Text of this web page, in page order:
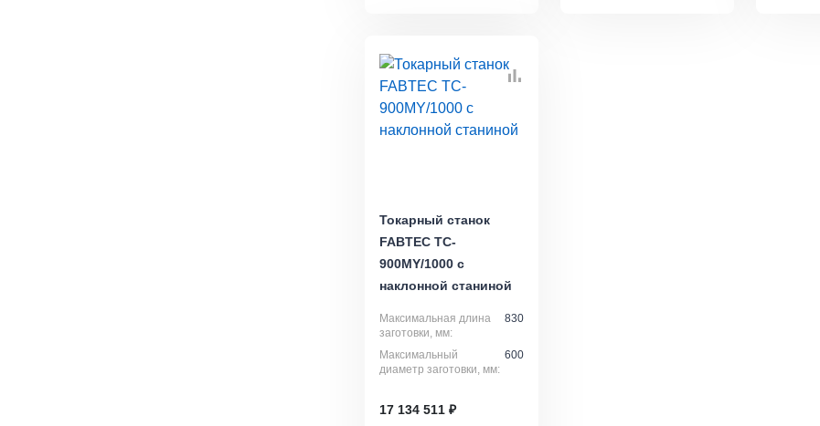
Токарный станок
FABTEC TC-
900MY/1000 с
наклонной станиной
Максимальная длина
заготовки, мм:
830
Максимальный
диаметр заготовки, мм:
600
17 134 511 ₽